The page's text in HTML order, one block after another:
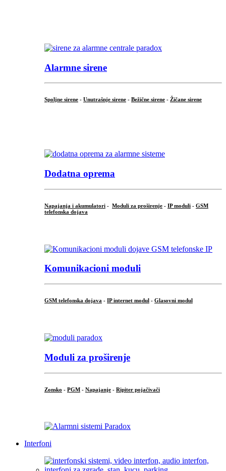
Alarmne sirene
Spoljne sirene - Unutrašnje sirene - Bežične sirene - Žičane sirene
Dodatna oprema
Napajanja i akumulatori - Moduli za proširenje - IP moduli - GSM
telefonska dojava
Komunikacioni moduli
GSM telefonska dojava - IP internet modul - Glasovni modul
Moduli za proširenje
Zonsko - PGM - Napajanje - Ripiter pojačivači
Interfoni